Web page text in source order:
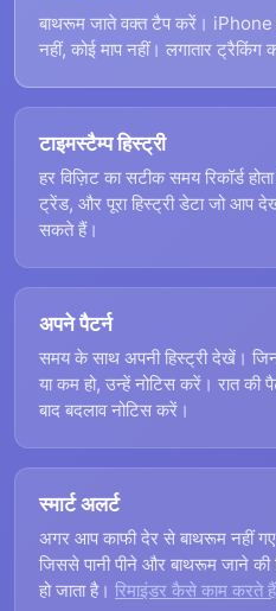
बाथरूम जाते वक्त टैप करें। iPhone
नहीं, कोई माप नहीं। लगातार
टाइमस्टैम्प हिस्ट्री
हर विज़िट का सटीक समय रिकॉर्ड
ट्रेंड, और पूरा हिस्ट्री डेटा जो आप
सकते हैं।
अपने पैटर्न
समय के साथ अपनी हिस्ट्री देखें।
या कम हो, उन्हें नोटिस करें। रात की
बाद बदलाव नोटिस करें।
स्मार्ट अलर्ट
अगर आप काफी देर से बाथरूम नहीं गए
जिससे पानी पीने और बाथरूम जाने
हो जाता है। रिमाइंडर कैसे काम करते हैं